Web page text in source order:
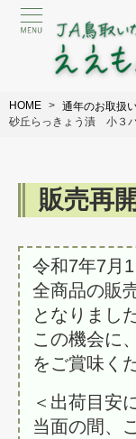
HOME 通年のお取扱
砂丘らっきょう漬 小３
販売再
令和7年7月
全商品の販
となりました
この機会に
をご賞味く
＜出荷目安
当面の間、